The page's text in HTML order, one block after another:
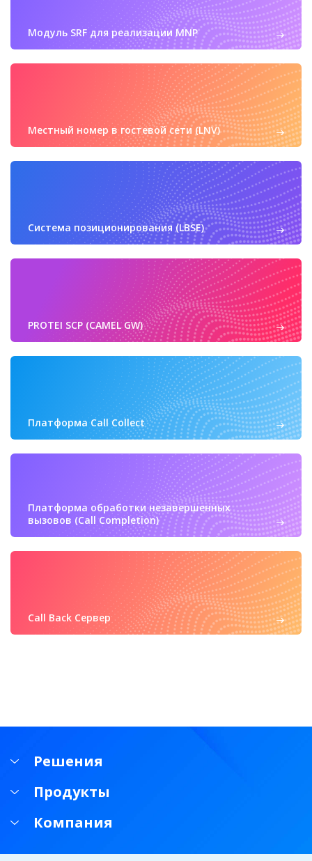
Модуль SRF для реализации MNP
Местный номер в гостевой сети (LNV)
Система позиционирования (LBSE)
PROTEI SCP (CAMEL GW)
Платформа Call Сollect
Платформа обработки незавершенных
вызовов (Call Completion)
Call Back Сервер
Решения
Продукты
Компания